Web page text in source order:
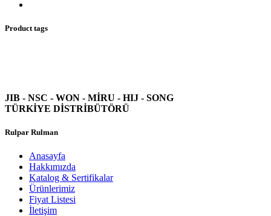
Product tags
JIB - NSC - WON - MİRU - HIJ - SONG
TÜRKİYE DİSTRİBÜTÖRÜ
Rulpar Rulman
Anasayfa
Hakkımızda
Katalog & Sertifikalar
Ürünlerimiz
Fiyat Listesi
İletişim